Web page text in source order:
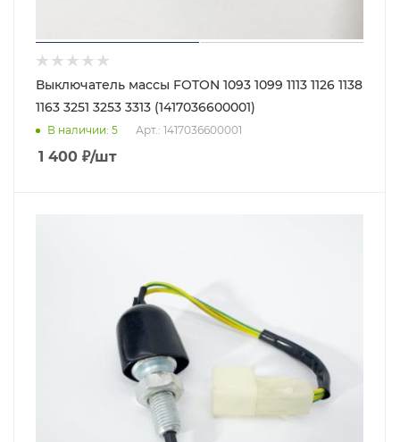
Выключатель массы FOTON 1093 1099 1113 1126 1138
1163 3251 3253 3313 (1417036600001)
В наличии: 5 Арт.: 1417036600001
1 400 ₽/шт